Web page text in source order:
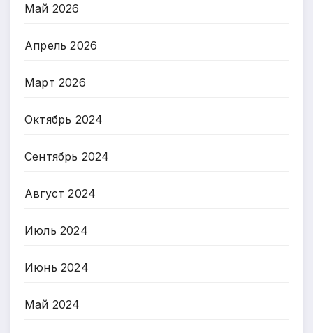
Май 2026
Апрель 2026
Март 2026
Октябрь 2024
Сентябрь 2024
Август 2024
Июль 2024
Июнь 2024
Май 2024